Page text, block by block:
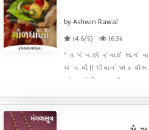
by Ashwin Rawal
(4.6/5)
16.3k
" તમે પછી વેવાઈ સાથે
જ નથી !! રીવાને
બેઠા ને ઉપર બીજા
હસમુખભાઈ ને ફરી યાદ